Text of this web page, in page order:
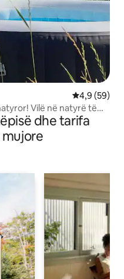
Vlerësimi
4,9 (59)
Vilë në natyrë të
dhe tarifa